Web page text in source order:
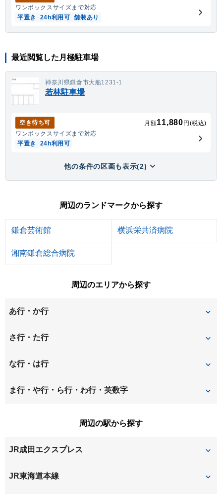
ワンボックスサイズまで対応
平置き
24h利用可 舗装あり
最近閲覧した月極駐車場
神奈川県鎌倉市大船1231-1
若林駐車場
空き待ち可 月額11,880 円(税込)
ワンボックスサイズまで対応
平置き
24h利用可
他の条件の区画も表示(2)
周辺のランドマークから探す
鎌倉芸術館 横浜栄共済病院
湘南鎌倉総合病院
周辺のエリアから探す
あ行・か行
今泉
岩瀬
上町屋
公田町
小袋谷
さ行・た行
佐助
玉縄 寺分
な行・は行
長尾台町
ま行・や行・ら行・わ行・英数字
周辺の駅から探す
JR成田エクスプレス
大船
JR東海道本線